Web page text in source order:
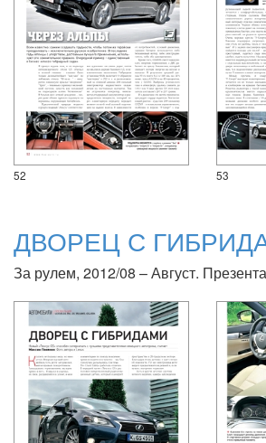
52 53
ДВОРЕЦ С
За рулем, 2012/08 – Август.